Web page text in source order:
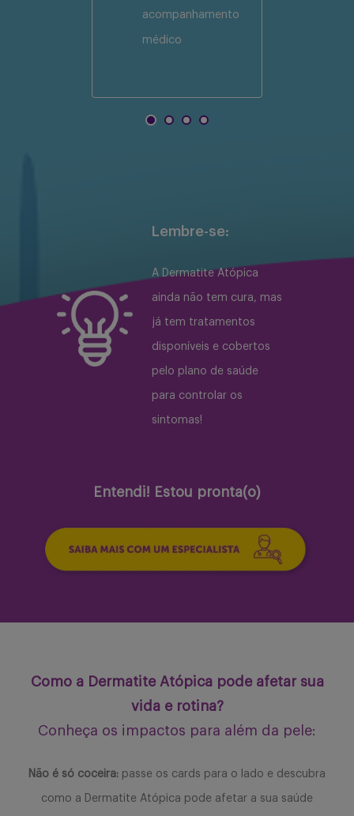
acompanhamento
médico
Lembre-se:
A Dermatite Atópica
ainda não tem cura, mas
já tem tratamentos
disponíveis e cobertos
pelo plano de saúde
para controlar os
sintomas!
Entendi! Estou pronta(o)
Como a Dermatite Atópica pode afetar sua
vida e rotina?
Conheça os impactos para além da pele:
Não é só coceira: passe os cards para o lado e descubra
como a Dermatite Atópica pode afetar a sua saúde